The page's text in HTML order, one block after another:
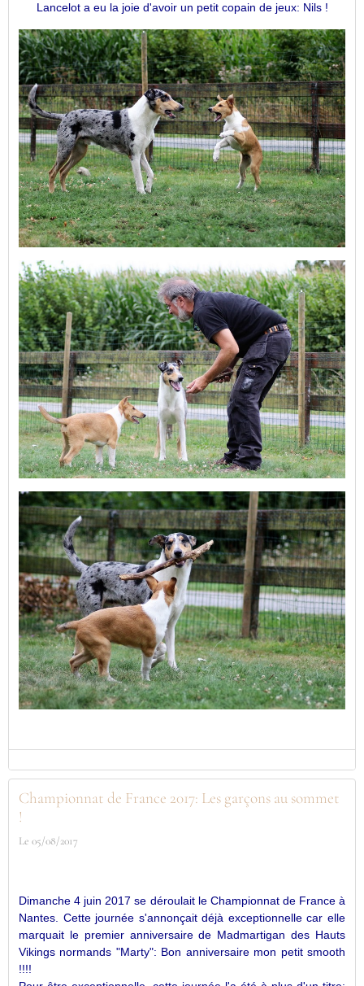
Lancelot a eu la joie d'avoir un petit copain de jeux: Nils !
Championnat de France 2017: Les garçons au sommet
!
Le 05/08/2017
Dimanche 4 juin 2017 se déroulait le Championnat de France à
Nantes. Cette journée s'annonçait déjà exceptionnelle car elle
marquait le premier anniversaire de Madmartigan des Hauts
Vikings normands "Marty": Bon anniversaire mon petit smooth
!!!!